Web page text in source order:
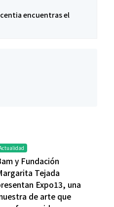
encuentras el
y Fundación
Tejada
Expo13, una
de arte que